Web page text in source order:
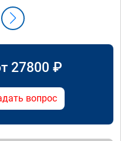
27800 ₽
вопрос